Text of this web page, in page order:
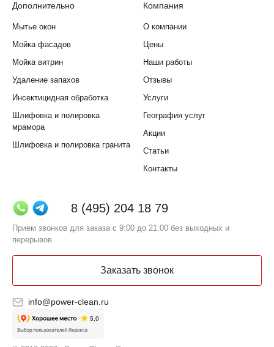
8 (495) 204 18 79
Прием звонков для заказа с 9:00 до 21:00 без выходных и
перерывов
Заказать звонок
info@power-clean.ru
Дополнительно
Мытье окон
Мойка фасадов
Мойка витрин
Удаление запахов
Инсектицидная обработка
Шлифовка и полировка
мрамора
Шлифовка и полировка гранита
Компания
О компании
Цены
Наши работы
Отзывы
Услуги
География услуг
Акции
Статьи
Контакты